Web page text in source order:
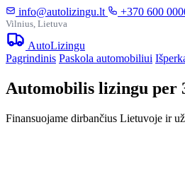
info@autolizingu.lt +370 600
Vilnius, Lietuva
AutoLizingu
Pagrindinis Paskola automobiliui
Automobilis lizingu per
Finansuojame dirbančius Lietuvoje ir